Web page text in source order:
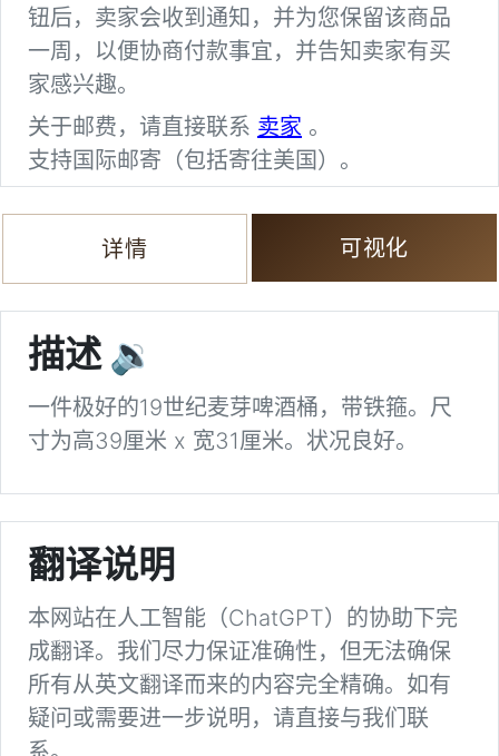
钮后，卖家会收到通知，并为您保留该商品
一周，以便协商付款事宜，并告知卖家有买
家感兴趣。
关于邮费，请直接联系 卖家 。
支持国际邮寄（包括寄往美国）。
详情 可视化
描述 🔉
一件极好的19世纪麦芽啤酒桶，带铁箍。尺
寸为高39厘米 x 宽31厘米。状况良好。
翻译说明
本网站在人工智能（ChatGPT）的协助下完
成翻译。我们尽力保证准确性，但无法确保
所有从英文翻译而来的内容完全精确。如有
疑问或需要进一步说明，请直接与我们联